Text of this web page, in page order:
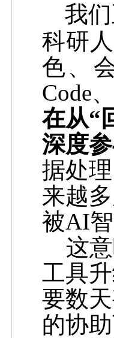
我
科研
色、
Code
在从“
深度
据处
来越
被AI
这
工具
要数
的协